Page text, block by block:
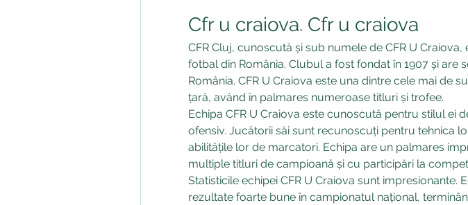
Cfr u craiova. Cfr u craiova
CFR Cluj, cunoscută și sub numele de CFR U Craiova,
fotbal din România. Clubul a fost fondat în 1907 și are
România. CFR U Craiova este una dintre cele mai de
țară, având în palmares numeroase titluri și trofee.
Echipa CFR U Craiova este cunoscută pentru stilul ei
ofensiv. Jucătorii săi sunt recunoscuți pentru tehnica
abilitățile lor de marcatori. Echipa are un palmares
multiple titluri de campioană și cu participări la
Statisticile echipei CFR U Craiova sunt impresionante.
rezultate foarte bune în campionatul național,